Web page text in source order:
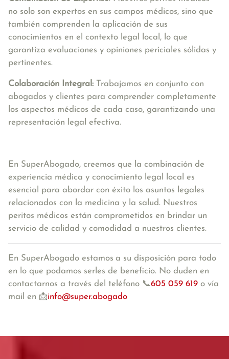
no solo son expertos en sus campos médicos, sino que
también comprenden la aplicación de sus
conocimientos en el contexto legal local, lo que
garantiza evaluaciones y opiniones periciales sólidas y
pertinentes.
Colaboración Integral: Trabajamos en conjunto con
abogados y clientes para comprender completamente
los aspectos médicos de cada caso, garantizando una
representación legal efectiva.
En SuperAbogado, creemos que la combinación de
experiencia médica y conocimiento legal local es
esencial para abordar con éxito los asuntos legales
relacionados con la medicina y la salud. Nuestros
peritos médicos están comprometidos en brindar un
servicio de calidad y comodidad a nuestros clientes.
En SuperAbogado estamos a su disposición para todo
en lo que podamos serles de beneficio. No duden en
contactarnos a través del teléfono 📞605 059 619 o vía
mail en 📩info@super.abogado